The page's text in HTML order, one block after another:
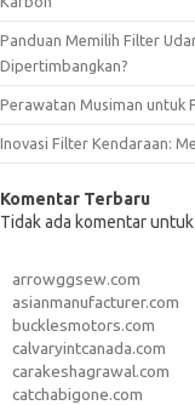
Panduan Memilih Filter
Dipertimbangkan?
Perawatan Musiman untuk
Inovasi Filter Kendaraan:
Komentar Terbaru
Tidak ada komentar
arrowggsew.com
asianmanufacturer.com
bucklesmotors.com
calvaryintcanada.com
carakeshagrawal.com
catchabigone.com